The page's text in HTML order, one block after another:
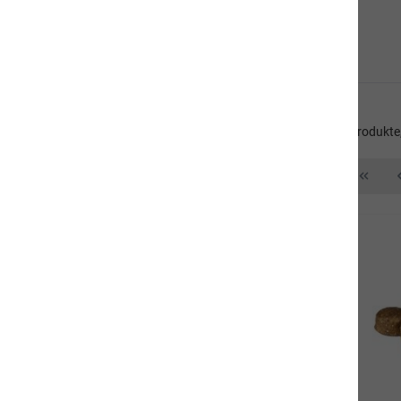
Entdecken Sie die naVita Hundewelt: Naturkost,